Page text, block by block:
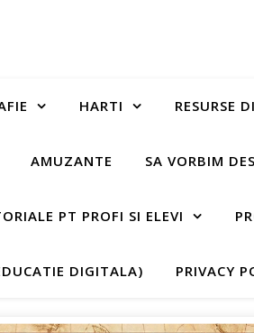
HARTI RESURSE
AMUZANTE SA VORBIM
PT PROFI SI ELEVI
DIGITALA) PRIVACY